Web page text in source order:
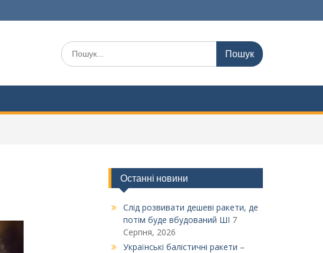
Шукати:
Останні новини
Слід розвивати дешеві ракети, де
потім буде вбудований ШІ 7
Серпня, 2026
Українські балістичні ракети –